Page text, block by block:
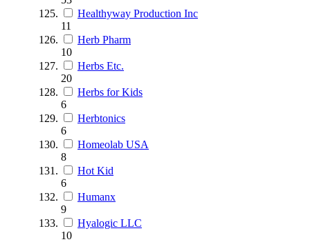
Healthyway Production Inc
11
Herb Pharm
10
Herbs Etc.
20
Herbs for Kids
6
Herbtonics
6
Homeolab USA
8
Hot Kid
6
Humanx
9
Hyalogic LLC
10